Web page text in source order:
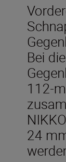
Bei
112-
24